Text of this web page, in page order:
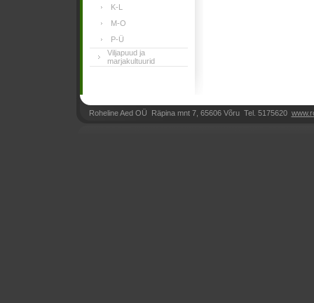
K-L
M-O
P-Ü
Viljapuud ja
marjakultuurid
Roheline Aed OÜ Räpina mnt 7, 65606 Võru Tel. 5175620